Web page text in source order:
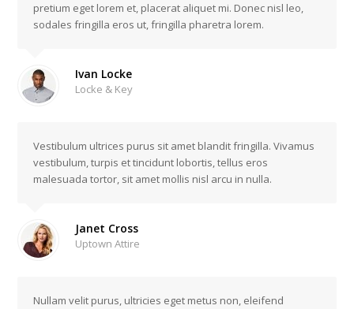
pretium eget lorem et, placerat aliquet mi. Donec nisl leo,
sodales fringilla eros ut, fringilla pharetra lorem.
Ivan Locke
Locke & Key
Vestibulum ultrices purus sit amet blandit fringilla. Vivamus
vestibulum, turpis et tincidunt lobortis, tellus eros
malesuada tortor, sit amet mollis nisl arcu in nulla.
Janet Cross
Uptown Attire
Nullam velit purus, ultricies eget metus non, eleifend